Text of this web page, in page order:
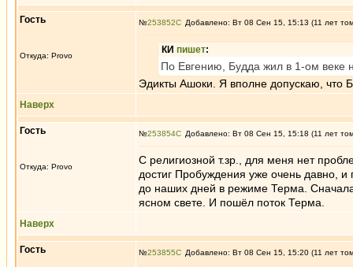
Гость
Откуда: Provo
№253852 Добавлено: Вт 08 Сен 15, 15:13 (11 лет
КИ пишет:
По Евгению, Будда жил в 1-ом веке
Эдикты Ашоки. Я вполне допускаю, что
Наверх
Гость
Откуда: Provo
№253854 Добавлено: Вт 08 Сен 15, 15:18 (11 лет
С религиозной т.зр., для меня нет
достиг Пробуждения уже очень давно,
до наших дней в режиме Терма.
ясном свете. И пошёл поток Терма.
Наверх
Гость №253855 Добавлено: Вт 08 Сен 15, 15:20 (11 лет